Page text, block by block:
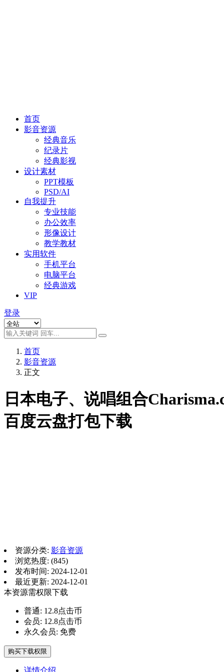
首页
影音资源
经典音乐
纪录片
经典影视
设计素材
PPT模板
PSD/AI
自我提升
专业技能
办公效率
形像设计
教学教材
实用软件
手机平台
电脑平台
经典游戏
VIP
登录
首页
影音资源
正文
日本电子、说唱组合
百度云盘打包下载
资源分类: 影音资源
浏览热度: (845)
发布时间: 2024-12-01
最近更新: 2024-12-01
本资源需权限下载
普通: 12.8点击币
会员: 12.8点击币
永久会员: 免费
购买下载权限
详情介绍